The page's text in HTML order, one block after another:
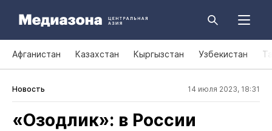
Афганистан Казахстан Кыргызстан Узбекистан
Новость 14 июля 2023, 18:31
«Озодлик»: в России